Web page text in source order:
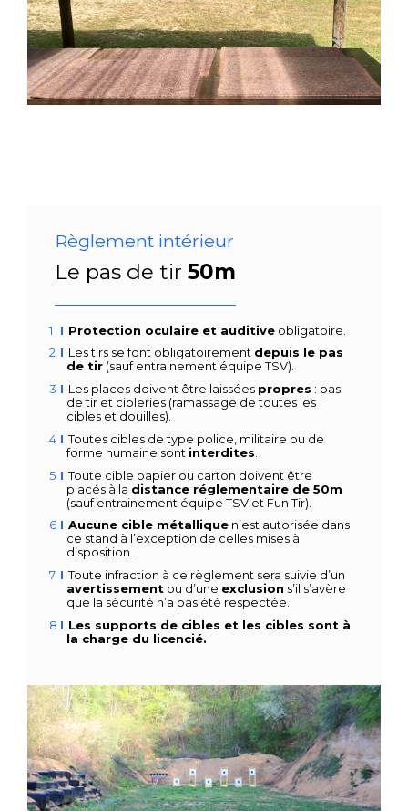
Règlement intérieur
Le pas de tir 50m
Protection oculaire et auditive obligatoire.
Les tirs se font obligatoirement depuis le pas
de tir (sauf entrainement équipe TSV).
Les places doivent être laissées propres : pas
de tir et cibleries (ramassage de toutes les
cibles et douilles).
Toutes cibles de type police, militaire ou de
forme humaine sont interdites
Toute cible papier ou carton doivent être
placés à la distance réglementaire de 50m
(sauf entrainement équipe TSV et Fun Tir).
Aucune cible métallique n’est autorisée dans
ce stand à l’exception de celles mises à
disposition.
Toute infraction à ce règlement sera suivie d’un
avertissement ou d’une exclusion s’il s’avère
que la sécurité n’a pas été respectée.
Les supports de cibles et les cibles sont à
la charge du licencié.